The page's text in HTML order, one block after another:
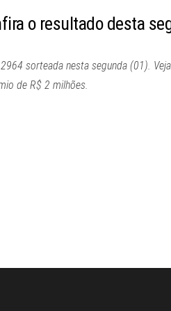
o resultado desta
sorteada nesta segunda (01).
de R$ 2 milhões.